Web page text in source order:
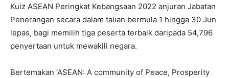
Kuiz ASEAN Peringkat Kebangsaan 2022 anjuran Jabatan
Penerangan secara dalam talian bermula 1 hingga 30 Jun
lepas, bagi memilih tiga peserta terbaik daripada 54,796
penyertaan untuk mewakili negara.
Bertemakan ‘ASEAN: A community of Peace, Prosperity